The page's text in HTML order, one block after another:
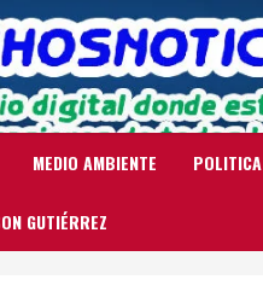
MEDIO AMBIENTE POLITICA
GUTIÉRREZ